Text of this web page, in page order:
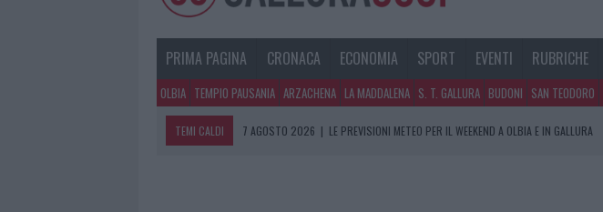
PRIMA PAGINA CRONACA ECONOMIA SPORT EVENTI RUBRICHE
OLBIA TEMPIO PAUSANIA ARZACHENA LA MADDALENA S. T. GALLURA BUDONI SAN TEODORO
TEMI CALDI 7 AGOSTO 2026 | LE PREVISIONI METEO PER IL WEEKEND A OLBIA E IN GALLURA